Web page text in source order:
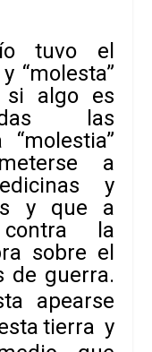
tuvo el
“molesta”
si algo es
las
a
y
y que a
la
sobre el
de guerra.
apearse
tierra y